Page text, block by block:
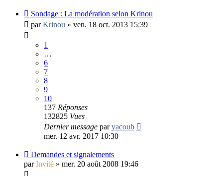
Sondage : La modération selon Krinou
parKrinou » ven. 18 oct. 2013 15:39
1
…
6
7
8
9
10
137 Réponses
132825 Vues
Dernier message paryacoub
mer. 12 avr. 2017 10:30
Demandes et signalements
parInvité » mer. 20 août 2008 19:46